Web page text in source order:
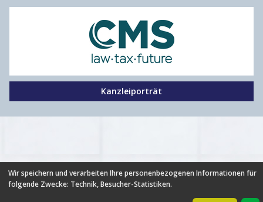
Kanzleiporträt
HILFE | FAQ | AGB | NUTZUNGSBEDINGUNGEN
| PARTNER |
Wir speichern und verarbeiten Ihre personenbezogenen Informationen für
folgende Zwecke: Technik, Besucher-Statistiken.